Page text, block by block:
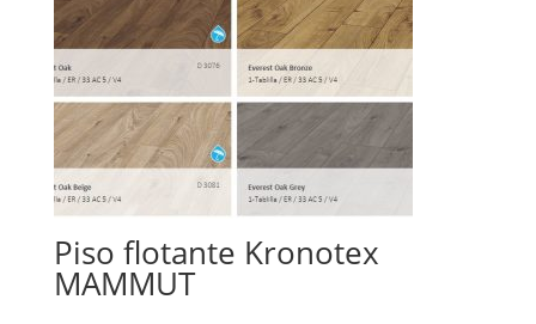
Piso flotante Kronotex
MAMMUT